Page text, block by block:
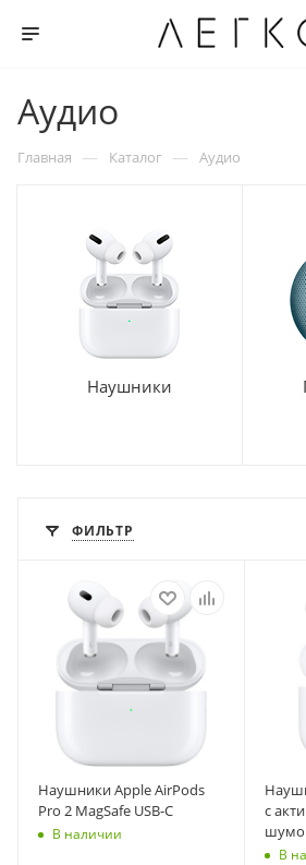
Аудио
Главная — Каталог — Аудио
Наушники
ФИЛЬТР
Наушники Apple AirPods
Pro 2 MagSafe USB-C
В наличии
с
В